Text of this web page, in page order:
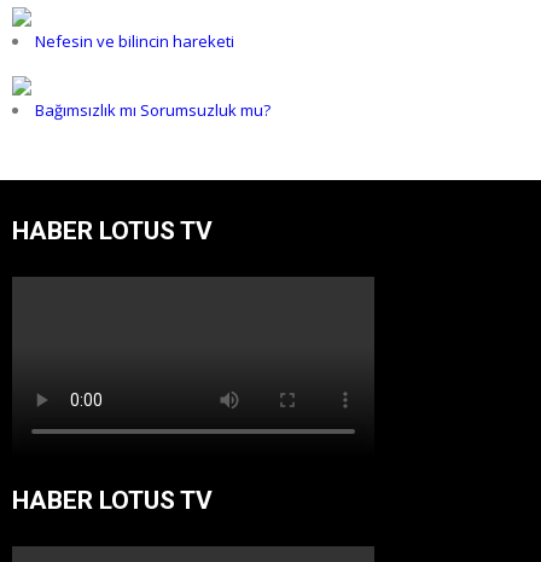
Nefesin ve bilincin hareketi
Bağımsızlık mı Sorumsuzluk mu?
HABER LOTUS TV
HABER LOTUS TV